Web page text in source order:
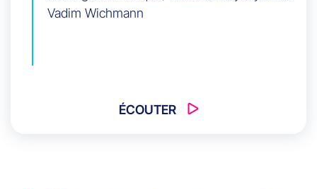
Vadim Wichmann
ÉCOUTER